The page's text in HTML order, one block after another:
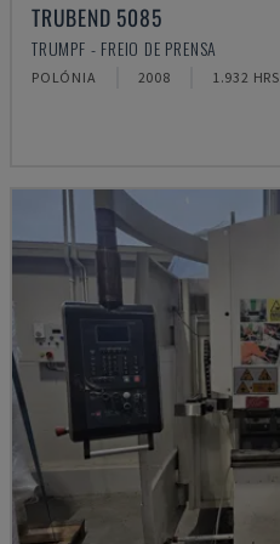
TRUBEND 5085
TRUMPF - FREIO DE PRENSA
POLÓNIA 2008 1.932 HRS